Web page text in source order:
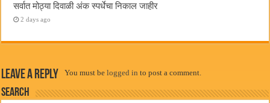
सर्वात मोठ्या दिवाळी अंक स्पर्धेचा निकाल जाहीर
2 days ago
Leave a Reply You must belogged in to post a comment.
Search